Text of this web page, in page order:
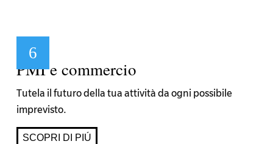
PMI e commercio
Tutela il futuro della tua attività da ogni possibile
imprevisto.
SCOPRI DI PIÚ